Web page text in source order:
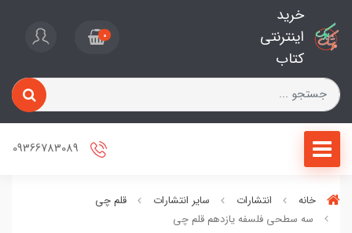
خرید
اینترنتی
کتاب
0
خانه انتشارات سایر انتشارات
قلم چی
سه سطحی فلسفه یازدهم قلم چی